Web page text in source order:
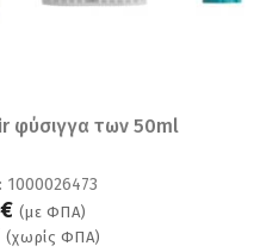
φύσιγγα των 50ml
1000026473
(με ΦΠΑ)
(χωρίς ΦΠΑ)